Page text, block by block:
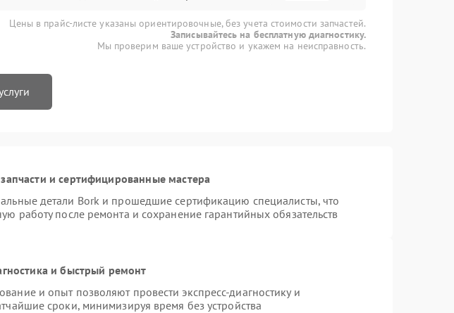
Цены в прайс-листе указаны ориентировочные, без учета стоимости запчастей.
Записывайтесь на бесплатную диагностику.
Мы проверим ваше устройство и укажем на неисправность.
и сертифицированные мастера
детали Bork и прошедшие сертификацию специалисты, что
работу после ремонта и сохранение гарантийных обязательств
и быстрый ремонт
и опыт позволяют провести экспресс-диагностику и
сроки, минимизируя время без устройства